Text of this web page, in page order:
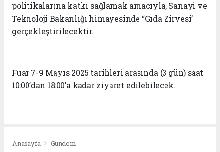
politikalarına katkı sağlamak amacıyla, Sanayi ve
Teknoloji Bakanlığı himayesinde “Gıda Zirvesi”
gerçekleştirilecektir.
Fuar 7-9 Mayıs 2025 tarihleri arasında (3 gün) saat
10:00’dan 18:00’a kadar ziyaret edilebilecek.
Anasayfa Gündem